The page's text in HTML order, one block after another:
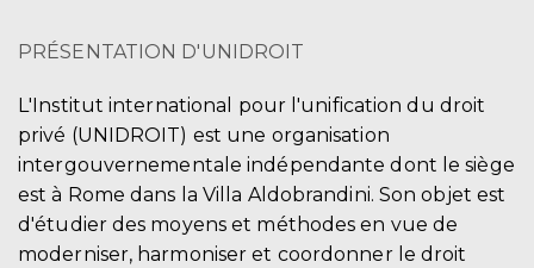
PRÉSENTATION D'UNIDROIT
L'Institut international pour l'unification du droit
privé (UNIDROIT) est une organisation
intergouvernementale indépendante dont le siège
est à Rome dans la Villa Aldobrandini. Son objet est
d'étudier des moyens et méthodes en vue de
moderniser, harmoniser et coordonner le droit